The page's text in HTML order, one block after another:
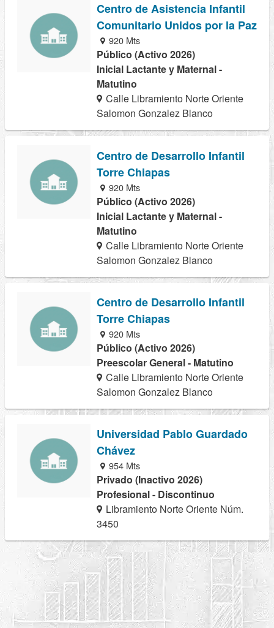
Centro de Asistencia Infantil
Comunitario Unidos por la Paz
920 Mts
Público (Activo 2026)
Inicial Lactante y Maternal -
Matutino
Calle Libramiento Norte Oriente
Salomon Gonzalez Blanco
Centro de Desarrollo Infantil
Torre Chiapas
920 Mts
Público (Activo 2026)
Inicial Lactante y Maternal -
Matutino
Calle Libramiento Norte Oriente
Salomon Gonzalez Blanco
Centro de Desarrollo Infantil
Torre Chiapas
920 Mts
Público (Activo 2026)
Preescolar General - Matutino
Calle Libramiento Norte Oriente
Salomon Gonzalez Blanco
Universidad Pablo Guardado
Chávez
954 Mts
Privado (Inactivo 2026)
Profesional - Discontinuo
Libramiento Norte Oriente Núm.
3450